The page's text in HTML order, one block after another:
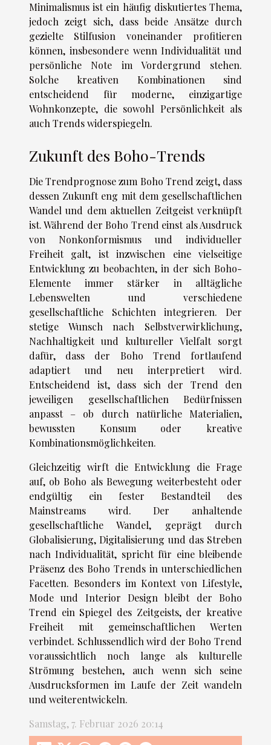
Minimalismus ist ein häufig diskutiertes Thema,
jedoch zeigt sich, dass beide Ansätze durch
gezielte Stilfusion voneinander profitieren
können, insbesondere wenn Individualität und
persönliche Note im Vordergrund stehen.
Solche kreativen Kombinationen sind
entscheidend für moderne, einzigartige
Wohnkonzepte, die sowohl Persönlichkeit als
auch Trends widerspiegeln.
Zukunft des Boho-Trends
Die Trendprognose zum Boho Trend zeigt, dass
dessen Zukunft eng mit dem gesellschaftlichen
Wandel und dem aktuellen Zeitgeist verknüpft
ist. Während der Boho Trend einst als Ausdruck
von Nonkonformismus und individueller
Freiheit galt, ist inzwischen eine vielseitige
Entwicklung zu beobachten, in der sich Boho-
Elemente immer stärker in alltägliche
Lebenswelten und verschiedene
gesellschaftliche Schichten integrieren. Der
stetige Wunsch nach Selbstverwirklichung,
Nachhaltigkeit und kultureller Vielfalt sorgt
dafür, dass der Boho Trend fortlaufend
adaptiert und neu interpretiert wird.
Entscheidend ist, dass sich der Trend den
jeweiligen gesellschaftlichen Bedürfnissen
anpasst – ob durch natürliche Materialien,
bewussten Konsum oder kreative
Kombinationsmöglichkeiten.
Gleichzeitig wirft die Entwicklung die Frage
auf, ob Boho als Bewegung weiterbesteht oder
endgültig ein fester Bestandteil des
Mainstreams wird. Der anhaltende
gesellschaftliche Wandel, geprägt durch
Globalisierung, Digitalisierung und das Streben
nach Individualität, spricht für eine bleibende
Präsenz des Boho Trends in unterschiedlichen
Facetten. Besonders im Kontext von Lifestyle,
Mode und Interior Design bleibt der Boho
Trend ein Spiegel des Zeitgeists, der kreative
Freiheit mit gemeinschaftlichen Werten
verbindet. Schlussendlich wird der Boho Trend
voraussichtlich noch lange als kulturelle
Strömung bestehen, auch wenn sich seine
Ausdrucksformen im Laufe der Zeit wandeln
und weiterentwickeln.
Samstag, 7. Februar 2026 20:14